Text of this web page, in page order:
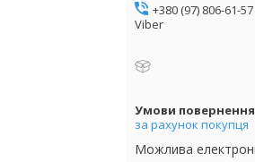
+380 (97) 806-61-57
Viber
за рахунок покупця